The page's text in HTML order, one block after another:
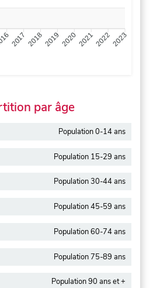
2017 20182019 2020202120222023
par âge
Population 0-14 ans
Population 15-29 ans
Population 30-44 ans
Population 45-59 ans
Population 60-74 ans
Population 75-89 ans
Population 90 ans et +